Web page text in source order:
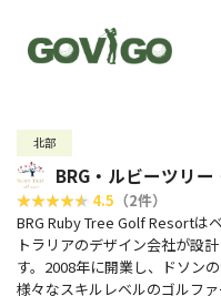
北部
BRG・ルビーツリー
4.5 （2件）
BRG Ruby Tree Golf Resortは
トラリアのデザイン会社が設
す。2008年に開業し、ドソン
様々なスキルレベルのゴルフ